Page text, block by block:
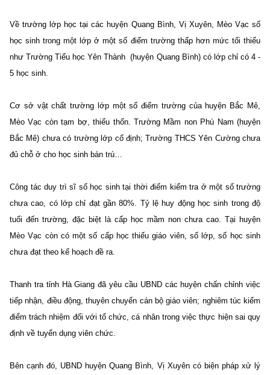
Về trường lớp học tại các huyện Quang Bình, Vị Xuyên, Mèo Vạc số
học sinh trong một lớp ở một số điểm trường thấp hơn mức tối thiểu
như Trường Tiểu học Yên Thành (huyện Quang Bình) có lớp chỉ có 4 -
5 học sinh.
Cơ sở vật chất trường lớp một số điểm trường của huyện Bắc Mê,
Mèo Vạc còn tạm bợ, thiếu thốn. Trường Mầm non Phú Nam (huyện
Bắc Mê) chưa có trường lớp cố định; Trường THCS Yên Cường chưa
đủ chỗ ở cho học sinh bán trú…
Công tác duy trì sĩ số học sinh tại thời điểm kiểm tra ở một số trường
chưa cao, có lớp chỉ đạt gần 80%. Tỷ lệ huy động học sinh trong độ
tuổi đến trường, đặc biệt là cấp học mầm non chưa cao. Tại huyện
Mèo Vạc còn có một số cấp học thiếu giáo viên, số lớp, số học sinh
chưa đạt theo kế hoạch đề ra.
Thanh tra tỉnh Hà Giang đã yêu cầu UBND các huyện chấn chỉnh việc
tiếp nhận, điều động, thuyên chuyển cán bộ giáo viên; nghiêm túc kiểm
điểm trách nhiệm đối với tổ chức, cá nhân trong việc thực hiện sai quy
định về tuyển dụng viên chức.
Bên cạnh đó, UBND huyện Quang Bình, Vị Xuyên có biện pháp xử lý